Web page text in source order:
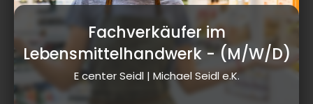
Fachverkäufer im
Lebensmittelhandwerk- (M/W/D)
E center Seidl | Michael Seidl e.K.